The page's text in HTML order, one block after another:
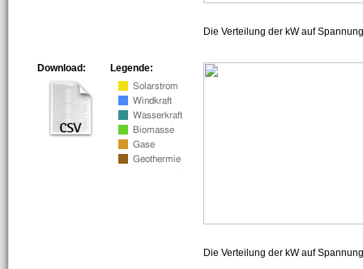
Die Verteilung der kW auf
Legende:
Download:
Die Verteilung der kW auf